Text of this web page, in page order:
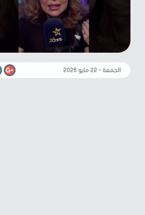
الجمعة - ٢٢ مايو ٢٠٢٦